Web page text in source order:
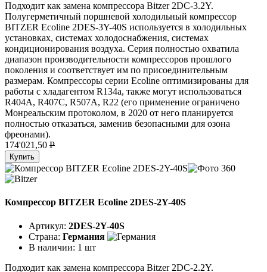
Подходит как замена компрессора Bitzer 2DC-3.2Y.
Полугерметичный поршневой холодильный компрессор
BITZER Ecoline 2DES-3Y-40S используется в холодильных
установках, системах холодоснабжения, системах
кондиционирования воздуха. Серия полностью охватила
диапазон производительности компрессоров прошлого
поколения и соответствует им по присоединительным
размерам. Компрессоры серии Ecoline оптимизированы для
работы с хладагентом R134a, также могут использоваться
R404A, R407C, R507A, R22 (его применение ограничено
Монреальским протоколом, в 2020 от него планируется
полностью отказаться, заменив безопасными для озона
фреонами).
174'021,50 P
Купить
Компрессор BITZER Ecoline 2DES-2Y-40S
Артикул: 2DES-2Y-40S
Страна: Германия
В наличии: 1 шт
Подходит как замена компрессора Bitzer 2DC-2.2Y.